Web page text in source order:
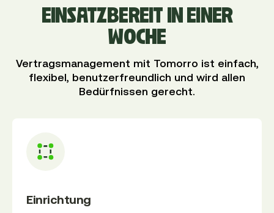
EINSATZBEREIT IN EINER
WOCHE
Vertragsmanagement mit Tomorro ist einfach,
flexibel, benutzerfreundlich und wird allen
Bedürfnissen gerecht.
Einrichtung